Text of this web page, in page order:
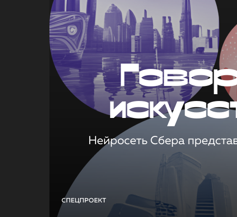
СПЕЦПРОЕКТ
Нейросеть Сбера